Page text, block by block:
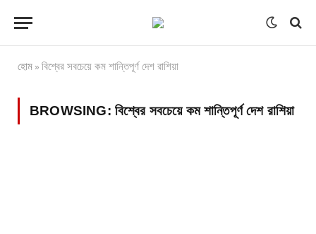
হোম » বিশ্বের সবচেয়ে কম শান্তিপূর্ণ দেশ রাশিয়া
BROWSING: বিশ্বের সবচেয়ে কম শান্তিপূর্ণ দেশ রাশিয়া